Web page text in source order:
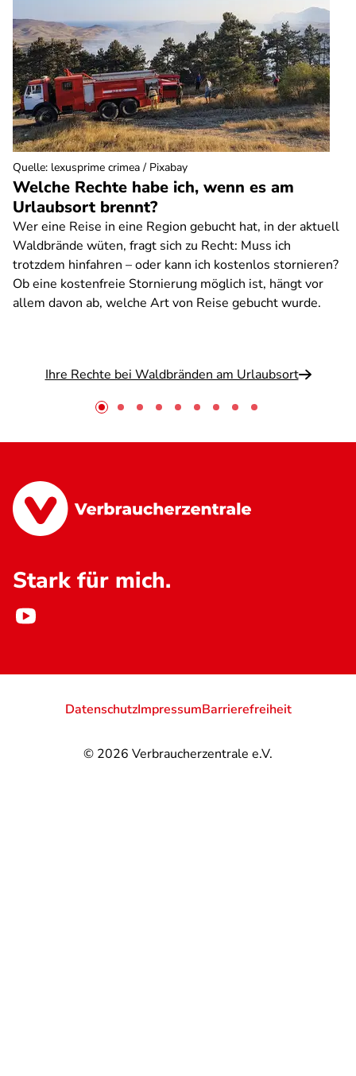
Welche Rechte habe ich, wenn es am
Urlaubsort brennt?
Wer eine Reise in eine Region gebucht hat, in der aktuell
Waldbrände wüten, fragt sich zu Recht: Muss ich
trotzdem hinfahren – oder kann ich kostenlos stornieren?
Ob eine kostenfreie Stornierung möglich ist, hängt vor
allem davon ab, welche Art von Reise gebucht wurde.
Ihre Rechte bei Waldbränden am Urlaubsort
Quelle: lexusprime crimea / Pixabay
Stark für mich.
© 2026 Verbraucherzentrale e.V.
DatenschutzImpressumBarrierefreiheit